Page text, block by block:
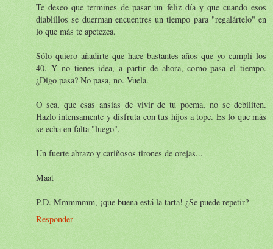
Te deseo que termines de pasar un feliz día y que cuando esos
diablillos se duerman encuentres un tiempo para "regalártelo" en
lo que más te apetezca.
Sólo quiero añadirte que hace bastantes años que yo cumplí los
40. Y no tienes idea, a partir de ahora, como pasa el tiempo.
¿Digo pasa? No pasa, no. Vuela.
O sea, que esas ansías de vivir de tu poema, no se debiliten.
Hazlo intensamente y disfruta con tus hijos a tope. Es lo que más
se echa en falta "luego".
Un fuerte abrazo y cariñosos tirones de orejas...
Maat
P.D. Mmmmmm, ¡que buena está la tarta! ¿Se puede repetir?
Responder